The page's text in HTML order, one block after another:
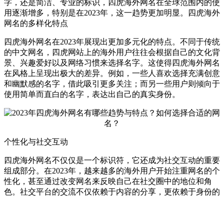
字，还是简洁、专业的标识，四虎海外网名在全球范围内的使
用逐渐增多，特别是在2023年，这一趋势更加明显。四虎海外
网名的多样化特点
四虎海外网名在2023年展现出更加多元化的特点。不同于传统
的中文网名，四虎网站上的海外用户往往会根据自己的文化背
景、兴趣爱好以及网络习惯来选择名字。这使得四虎海外网名
在风格上呈现出极大的差异。例如，一些人喜欢选择充满创意
和幽默感的名字，借此吸引更多关注；而另一些用户则倾向于
使用简单而直白的名字，表达出自己的真实身份。
个性化与社交互动
四虎海外网名不仅仅是一个标识符，它还成为社交互动的重要
组成部分。在2023年，越来越多的海外用户开始注重网名的个
性化，甚至通过改变网名来反映自己在社交圈中的地位和角
色。社交平台的交流不仅依赖于内容的分享，更依赖于身份的